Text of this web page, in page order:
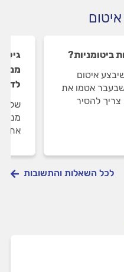
ביטומניות?
איטום
שבעבר אטמו את
צריך להסיר
את
לכל השאלות והתשובות